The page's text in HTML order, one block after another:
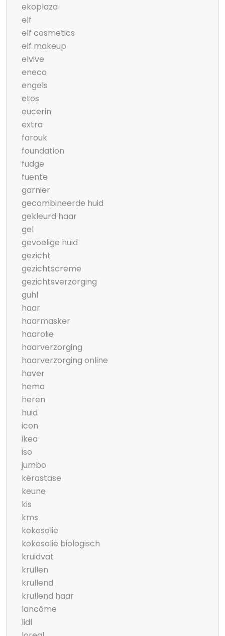
ekoplaza
elf
elf cosmetics
elf makeup
elvive
eneco
engels
etos
eucerin
extra
farouk
foundation
fudge
fuente
garnier
gecombineerde huid
gekleurd haar
gel
gevoelige huid
gezicht
gezichtscreme
gezichtsverzorging
guhl
haar
haarmasker
haarolie
haarverzorging
haarverzorging online
haver
hema
heren
huid
icon
ikea
iso
jumbo
kérastase
keune
kis
kms
kokosolie
kokosolie biologisch
kruidvat
krullen
krullend
krullend haar
lancôme
lidl